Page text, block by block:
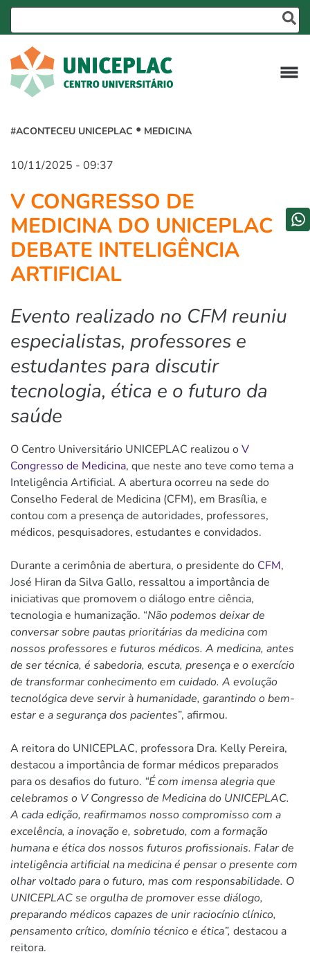
#ACONTECEU UNICEPLAC MEDICINA
10/11/2025 - 09:37
V CONGRESSO DE
MEDICINA DO UNICEPLAC
DEBATE INTELIGÊNCIA
ARTIFICIAL
Evento realizado no CFM reuniu
especialistas, professores e
estudantes para discutir
tecnologia, ética e o futuro da
saúde
O Centro Universitário UNICEPLAC realizou oV
Congresso de Medicina, que neste ano teve como tema a
Inteligência Artificial. A abertura ocorreu na sede do
Conselho Federal de Medicina (CFM), em Brasília, e
contou com a presença de autoridades, professores,
médicos, pesquisadores, estudantes e convidados.
Durante a cerimônia de abertura, o presidente do CFM,
José Hiran da Silva Gallo, ressaltou a importância de
iniciativas que promovem o diálogo entre ciência,
tecnologia e humanização. “Não podemos deixar de
conversar sobre pautas prioritárias da medicina com
nossos professores e futuros médicos. A medicina, antes
de ser técnica, é sabedoria, escuta, presença e o exercício
de transformar conhecimento em cuidado. A evolução
tecnológica deve servir à humanidade, garantindo o bem-
estar e a segurança dos pacientes”, afirmou.
A reitora do UNICEPLAC, professora Dra. Kelly Pereira,
destacou a importância de formar médicos preparados
para os desafios do futuro. “É com imensa alegria que
celebramos o V Congresso de Medicina do UNICEPLAC.
A cada edição, reafirmamos nosso compromisso com a
excelência, a inovação e, sobretudo, com a formação
humana e ética dos nossos futuros profissionais. Falar de
inteligência artificial na medicina é pensar o presente com
olhar voltado para o futuro, mas com responsabilidade. O
UNICEPLAC se orgulha de promover esse diálogo,
preparando médicos capazes de unir raciocínio clínico,
pensamento crítico, domínio técnico e ética”, destacou a
reitora.